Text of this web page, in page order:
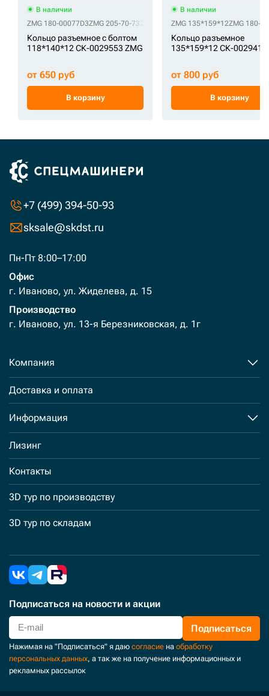
В наличии
ZMG 180-00077D3ZMG 205-70-73280 ZMG 401107-02681ZMG 61Q6-
Кольцо разъемное с болтом
118*140*12 СК-0029553 ZMG
от 650 руб
В корзину
В наличии
ZMG 135*159*12ZMG 180-
Кольцо разъемное
135*159*12 СК-0029411
от 800 руб
В корзину
+7 (499) 394-50-93
sksale@skdst.ru
Пн-Пт 8:00–17:00
Офис
г. Иваново, ул. Жиделева, д. 15
Производство
г. Иваново, ул. 13-я Березниковская, д. 1г
Компания
Доставка и оплата
Информация
Лизинг
Контакты
3D тур по производству
3D тур по складам
Подписаться на новости и акции
Подписаться
Нажимая на "Подписаться" я даю согласие на обработку
персональных данных, а так же на получение информационных и
рекламных рассылок